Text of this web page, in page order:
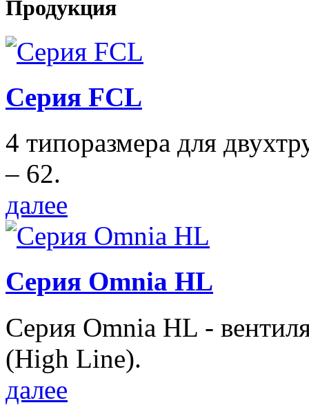
Продукция
Серия FCL
4 типоразмера для
– 62.
далее
Серия Omnia HL
Серия Omnia HL -
(High Line).
далее